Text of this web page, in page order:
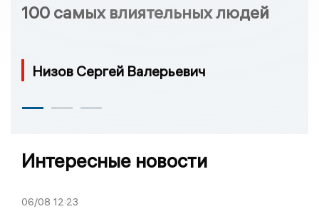
100 самых влиятельных людей
Низов Сергей Валерьевич
Интересные новости
06/08 12:23